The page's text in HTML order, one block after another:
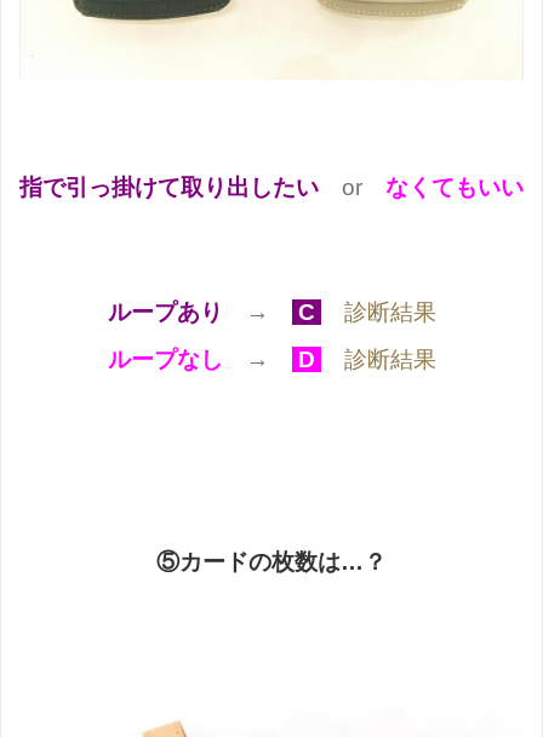
指で引っ掛けて取り出したい or なくてもいい
ループあり → C
診断結果
ループなし → D 診断結果
⑤カードの枚数は…？